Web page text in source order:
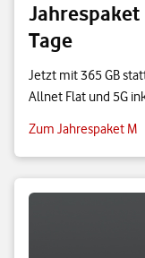
Jahrespaket
Tage
Jetzt mit 365 GB
Allnet Flat und 5G
Zum Jahrespaket M